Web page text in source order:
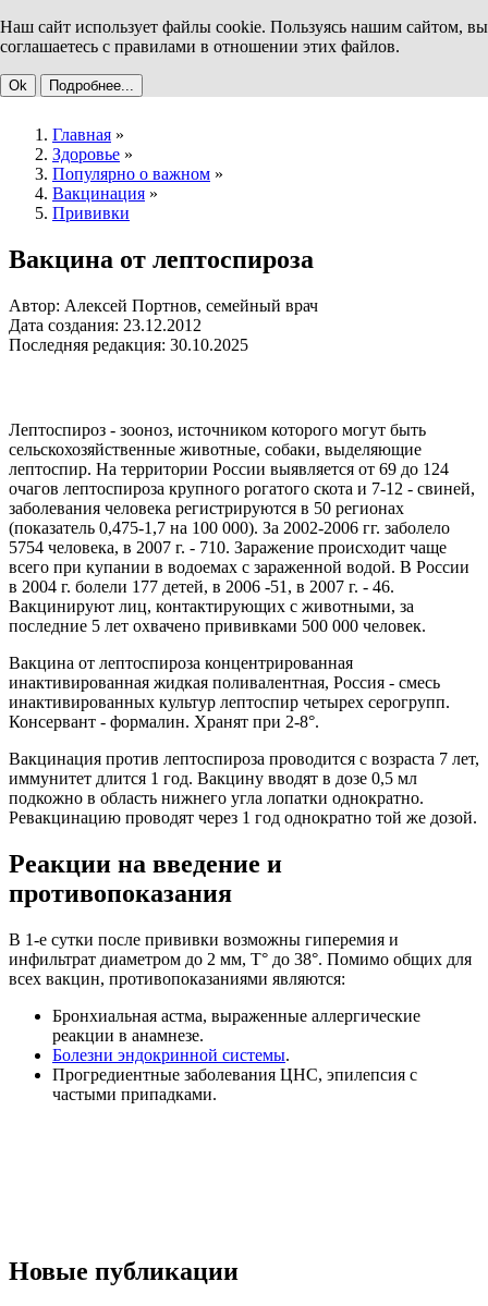
Наш сайт использует файлы cookie. Пользуясь нашим сайтом, вы
соглашаетесь с правилами в отношении этих файлов.
Ok Подробнее...
Главная »
Здоровье »
Популярно о важном »
Вакцинация »
Прививки
Вакцина от лептоспироза
Автор: Алексей Портнов, семейный врач
Дата создания: 23.12.2012
Последняя редакция: 30.10.2025
Лептоспироз - зооноз, источником которого могут быть
сельскохозяйственные животные, собаки, выделяющие
лептоспир. На территории России выявляется от 69 до 124
очагов лептоспироза крупного рогатого скота и 7-12 - свиней,
заболевания человека регистрируются в 50 регионах
(показатель 0,475-1,7 на 100 000). За 2002-2006 гг. заболело
5754 человека, в 2007 г. - 710. Заражение происходит чаще
всего при купании в водоемах с зараженной водой. В России
в 2004 г. болели 177 детей, в 2006 -51, в 2007 г. - 46.
Вакцинируют лиц, контактирующих с животными, за
последние 5 лет охвачено прививками 500 000 человек.
Вакцина от лептоспироза концентрированная
инактивированная жидкая поливалентная, Россия - смесь
инактивированных культур лептоспир четырех серогрупп.
Консервант - формалин. Хранят при 2-8°.
Вакцинация против лептоспироза проводится с возраста 7 лет,
иммунитет длится 1 год. Вакцину вводят в дозе 0,5 мл
подкожно в область нижнего угла лопатки однократно.
Ревакцинацию проводят через 1 год однократно той же дозой.
Реакции на введение и
противопоказания
В 1-е сутки после прививки возможны гиперемия и
инфильтрат диаметром до 2 мм, Т° до 38°. Помимо общих для
всех вакцин, противопоказаниями являются:
Бронхиальная астма, выраженные аллергические
реакции в анамнезе.
Болезни эндокринной системы.
Прогредиентные заболевания ЦНС, эпилепсия с
частыми припадками.
Новые публикации